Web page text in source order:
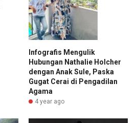
Infografis Mengulik
Hubungan Nathalie Holcher
dengan Anak Sule, Paska
Gugat Cerai di Pengadilan
Agama
4 year ago